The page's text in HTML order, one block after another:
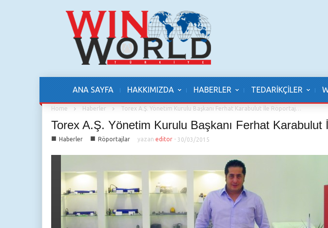
ANA SAYFA HAKKIMIZDA HABERLER TEDARİKÇİLER
Home Haberler Torex A.Ş. Yönetim Kurulu Başkanı Ferhat Karabulut İle Röportaj…
Torex A.Ş. Yönetim Kurulu Başkanı Ferhat
■ Haberler ■ Röportajlar yazan editor - 30/03/2015